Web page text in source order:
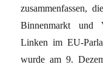
zusammenfassen,
Binnenmarkt und
Linken im EU-
wurde am 9.